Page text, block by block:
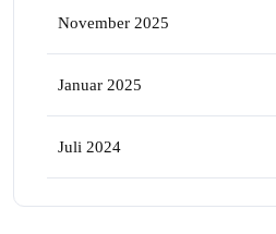
November 2025
Januar 2025
Juli 2024